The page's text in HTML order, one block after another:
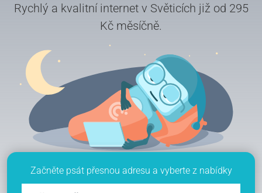
Rychlý a kvalitní internet v Světicích již od 295
Kč měsíčně.
Začněte psát přesnou adresu a vyberte z nabídky